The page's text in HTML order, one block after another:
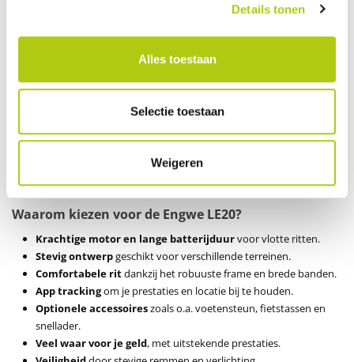
Details tonen
Alles toestaan
Selectie toestaan
Weigeren
alleen extra gemak, maar ook meer gemoedsrust, aangezien je steeds
weet waar je je bevindt en hoe je fiets presteert. Of je nu een korte rit
maakt of een langere tocht onderneemt, de app tracking zorgt ervoor
EN15194 Gecertificeerde Batterij
alleen een hoge capaciteit, maar voldoet ook aan strenge
veiligheidsnormen. Dit betekent dat je kunt vertrouwen op de
duurzaamheid en veiligheid van je elektrische fiets, rit na rit.
Waarom kiezen voor de Engwe LE20?
Krachtige motor en lange batterijduurvoor vlotte ritten.
Stevig ontwerpgeschikt voor verschillende terreinen.
Comfortabele ritdankzij het robuuste frame en brede banden.
App trackingom je prestaties en locatie bij te houden.
Optionele accessoireszoals o.a. voetensteun, fietstassen en
snellader.
Veel waar voor je geld, met uitstekende prestaties.